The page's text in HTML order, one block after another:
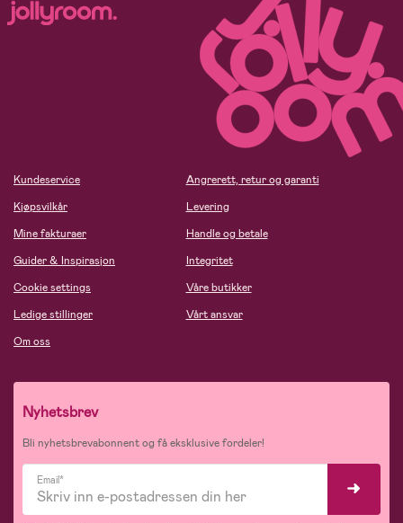
Kundeservice
Kjøpsvilkår
Mine fakturaer
Guider & Inspirasjon
Cookie settings
Ledige stillinger
Om oss
Angrerett, retur og garanti
Levering
Handle og betale
Integritet
Våre butikker
Vårt ansvar
Nyhetsbrev
Bli nyhetsbrevabonnent og få eksklusive fordeler!
Email*